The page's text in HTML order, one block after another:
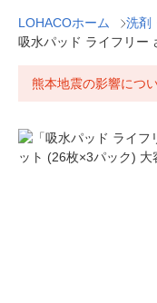
LOHACOホーム 洗剤
吸水パッド ライフリー
熊本地震の影響につ